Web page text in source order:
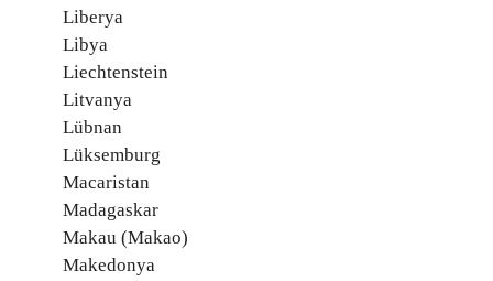
Liberya
Libya
Liechtenstein
Litvanya
Lübnan
Lüksemburg
Macaristan
Madagaskar
Makau (Makao)
Makedonya